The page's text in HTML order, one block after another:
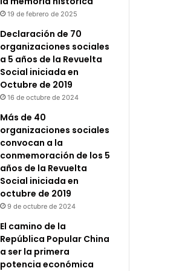
19 de febrero de 2025
Declaración de 70
organizaciones sociales
a 5 años de la Revuelta
Social iniciada en
Octubre de 2019
16 de octubre de 2024
Más de 40
organizaciones sociales
convocan a la
conmemoración de los 5
años de la Revuelta
Social iniciada en
octubre de 2019
9 de octubre de 2024
El camino de la
República Popular China
a ser la primera
potencia económica